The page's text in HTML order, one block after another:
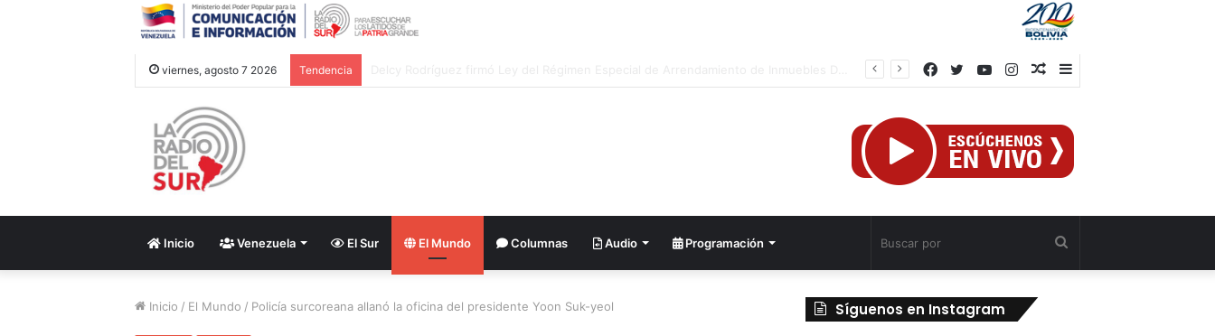
viernes, agosto 7 2026 Tendencia
Barra
Publicación
azar
Instagram
YouTube
Twitter
Facebook
Inicio Venezuela El Sur El Mundo Columnas Audio Programación
Inicio / El Mundo / Policía surcoreana allanó la oficina del presidente Yoon Suk-yeol Síguenos en Instagram